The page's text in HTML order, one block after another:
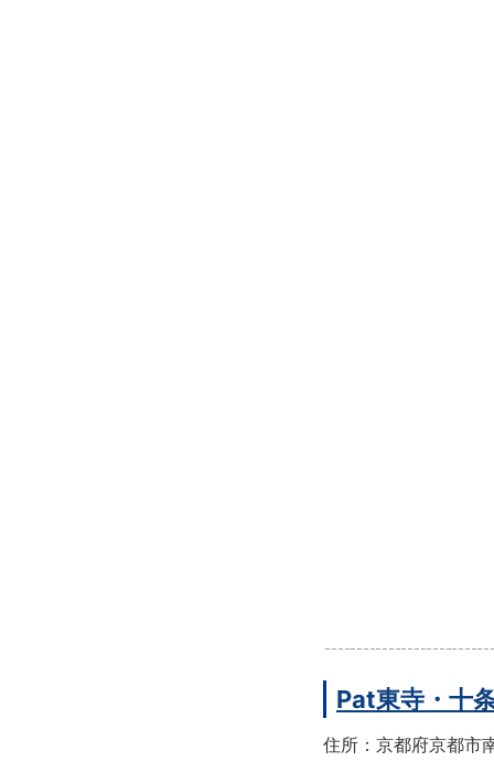
Pat東寺・十
住所：京都府京都市